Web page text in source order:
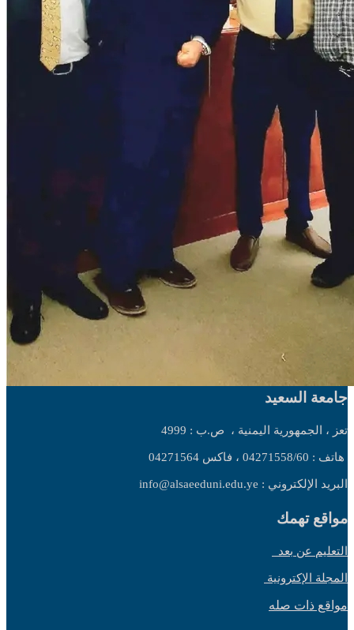
جامعة السعيد
تعز ، الجمهورية اليمنية ، ص.ب : 4999
هاتف : 04271558/60 ، فاكس 04271564
البريد الإلكتروني : info@alsaeeduni.edu.ye
مواقع تهمك
التعليم عن بعد
المجلة الإكترونية
مواقع ذات صله